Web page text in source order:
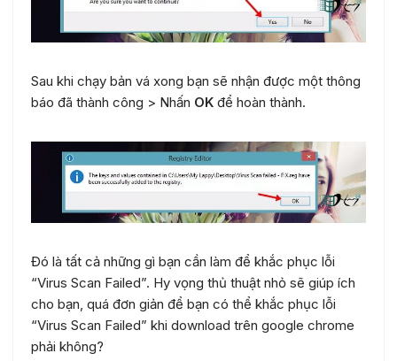
Sau khi chạy bản vá xong bạn sẽ nhận được một thông
báo đã thành công > Nhấn OK để hoàn thành.
Đó là tất cả những gì bạn cần làm để khắc phục lỗi
“Virus Scan Failed”. Hy vọng thủ thuật nhỏ sẽ giúp ích
cho bạn, quá đơn giản để bạn có thể khắc phục lỗi
“Virus Scan Failed” khi download trên google chrome
phải không?